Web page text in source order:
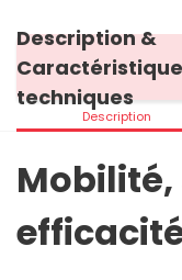
Description &
techniques
Description